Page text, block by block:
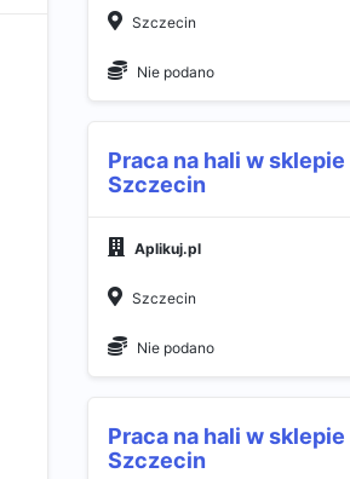
Szczecin
Nie podano
Praca na hali w
Szczecin
Aplikuj.pl
Szczecin
Nie podano
Praca na hali w
Szczecin